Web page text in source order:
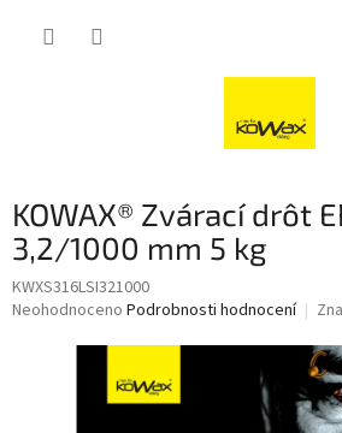
KOWAX® Zvárací drôt
3,2/1000 mm 5 kg
KWXS316LSI321000
Průměrné
Neohodnoceno Podrobnosti hodnocení